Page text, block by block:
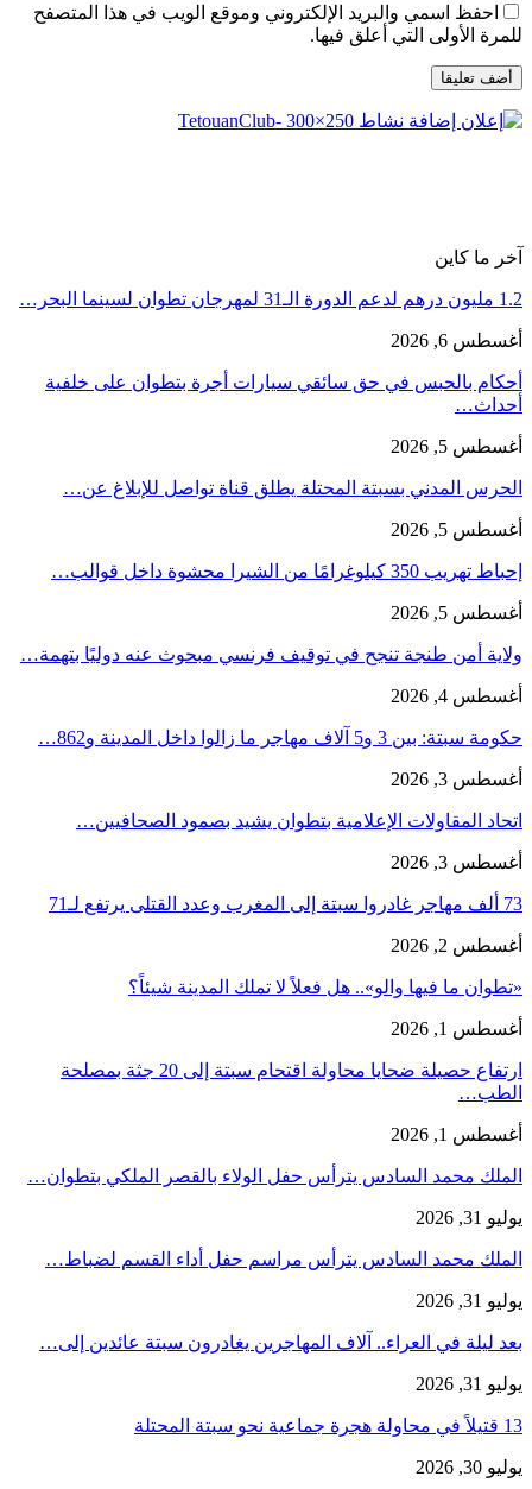
احفظ اسمي والبريد الإلكتروني وموقع الويب في هذا المتصفح
للمرة الأولى التي أعلق فيها.
آخر ما كاين
1.2 مليون درهم لدعم الدورة الـ31 لمهرجان تطوان لسينما البحر…
أغسطس 6, 2026
أحكام بالحبس في حق سائقي سيارات أجرة بتطوان على خلفية
أحداث…
أغسطس 5, 2026
الحرس المدني بسبتة المحتلة يطلق قناة تواصل للإبلاغ عن…
أغسطس 5, 2026
إحباط تهريب 350 كيلوغرامًا من الشيرا محشوة داخل قوالب…
أغسطس 5, 2026
ولاية أمن طنجة تنجح في توقيف فرنسي مبحوث عنه دوليًا بتهمة…
أغسطس 4, 2026
حكومة سبتة: بين 3 و5 آلاف مهاجر ما زالوا داخل المدينة و862…
أغسطس 3, 2026
اتحاد المقاولات الإعلامية بتطوان يشيد بصمود الصحافيين…
أغسطس 3, 2026
73 ألف مهاجر غادروا سبتة إلى المغرب وعدد القتلى يرتفع لـ71
أغسطس 2, 2026
«تطوان ما فيها والو».. هل فعلاً لا تملك المدينة شيئاً؟
أغسطس 1, 2026
ارتفاع حصيلة ضحايا محاولة اقتحام سبتة إلى 20 جثة بمصلحة
الطب…
أغسطس 1, 2026
الملك محمد السادس يترأس حفل الولاء بالقصر الملكي بتطوان…
يوليو 31, 2026
الملك محمد السادس يترأس مراسم حفل أداء القسم لضباط…
يوليو 31, 2026
بعد ليلة في العراء.. آلاف المهاجرين يغادرون سبتة عائدين إلى…
يوليو 31, 2026
13 قتيلاً في محاولة هجرة جماعية نحو سبتة المحتلة
يوليو 30, 2026